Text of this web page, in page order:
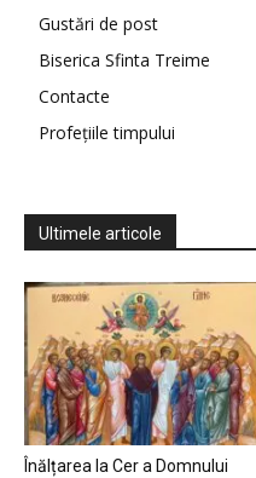
Gustări de post
Biserica Sfinta Treime
Contacte
Profețiile timpului
Ultimele articole
Înălțarea la Cer a Domnului